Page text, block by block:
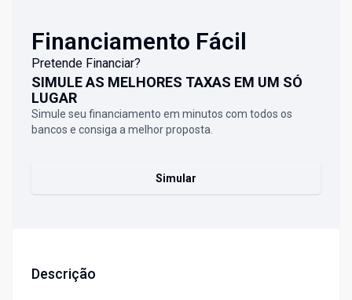
Financiamento Fácil
Pretende Financiar?
SIMULE AS MELHORES TAXAS EM UM SÓ
LUGAR
Simule seu financiamento em minutos com todos os
bancos e consiga a melhor proposta.
Simular
Descrição